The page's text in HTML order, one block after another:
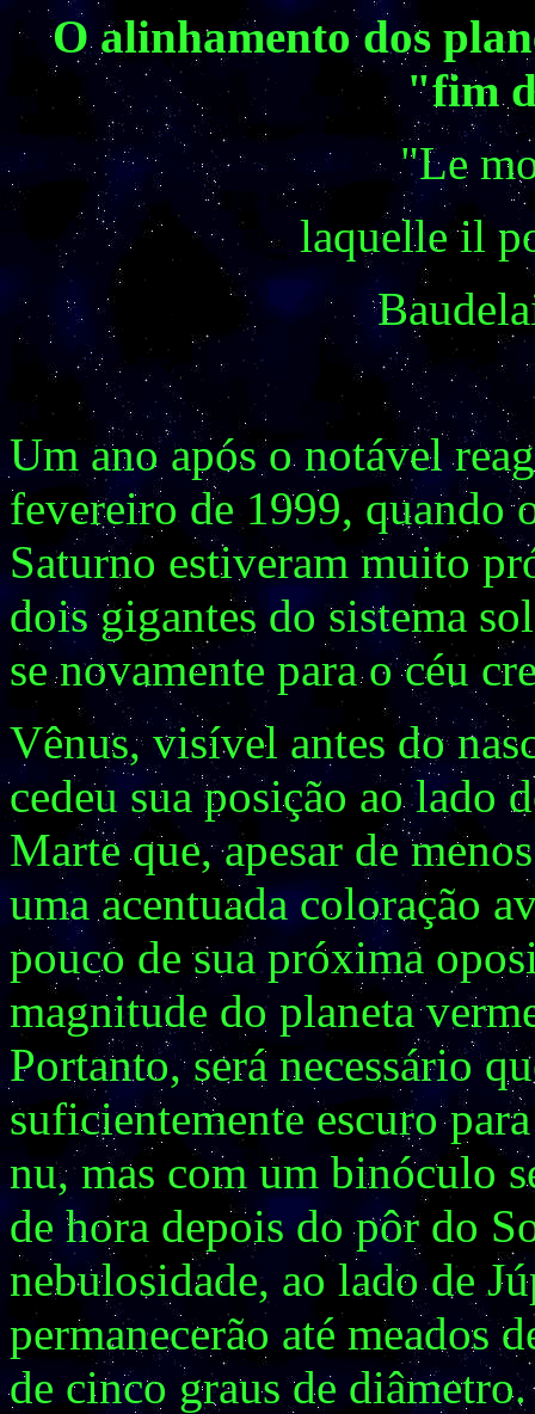
O alinhamento dos
"fim
"Le
laquelle il
Um ano após o notável
fevereiro de 1999, quando
Saturno estiveram muito
dois gigantes do sistema
se novamente para o céu
Vênus, visível antes do
cedeu sua posição ao lado
Marte que, apesar de
uma acentuada coloração
pouco de sua próxima
magnitude do planeta
Portanto, será necessário
suficientemente escuro
nu, mas com um binóculo
de hora depois do pôr do
nebulosidade, ao lado de
permanecerão até meados
de cinco graus de